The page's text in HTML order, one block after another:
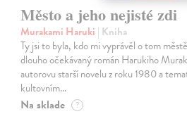
Město a jeho nejisté zdi
Murakami Haruki | Kniha
Ty jsi to byla, kdo mi vyprávěl o tom
dlouho očekávaný román Harukiho
autorovu starší novelu z roku 1980 a
kultovním…
Na sklade ?